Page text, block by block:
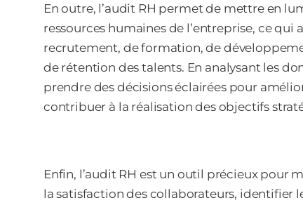
En outre, l’audit RH permet de mettre en
ressources humaines de l’entreprise, ce
recrutement, de formation, de
de rétention des talents. En analysant les
prendre des décisions éclairées pour
contribuer à la réalisation des objectifs
Enfin, l’audit RH est un outil précieux pour
la satisfaction des collaborateurs, identifier